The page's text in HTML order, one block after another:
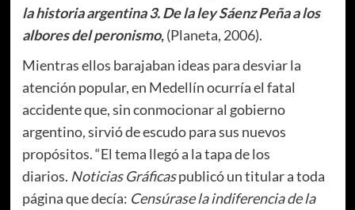
la historia argentina 3. De la ley Sáenz Peña a los
albores del peronismo,(Planeta, 2006).
Mientras ellos barajaban ideas para desviar la
atención popular, en Medellín ocurría el fatal
accidente que, sin conmocionar al gobierno
argentino, sirvió de escudo para sus nuevos
propósitos. “El tema llegó a la tapa de los
diarios. Noticias Gráficaspublicó un titular a toda
página que decía: Censúrase la indiferencia de la